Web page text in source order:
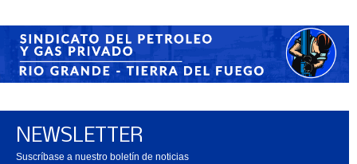
NEWSLETTER
Suscríbase a nuestro boletín de noticias